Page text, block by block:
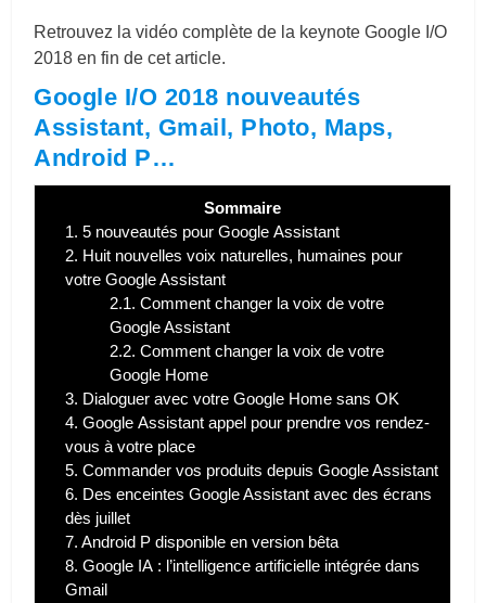
Retrouvez la vidéo complète de la keynote Google I/O
2018 en fin de cet article.
Google I/O 2018 nouveautés
Assistant, Gmail, Photo, Maps,
Android P…
Sommaire
1. 5 nouveautés pour Google Assistant
2. Huit nouvelles voix naturelles, humaines pour
votre Google Assistant
2.1. Comment changer la voix de votre
Google Assistant
2.2. Comment changer la voix de votre
Google Home
3. Dialoguer avec votre Google Home sans OK
4. Google Assistant appel pour prendre vos rendez-
vous à votre place
5. Commander vos produits depuis Google Assistant
6. Des enceintes Google Assistant avec des écrans
dès juillet
7. Android P disponible en version bêta
8. Google IA : l’intelligence artificielle intégrée dans
Gmail